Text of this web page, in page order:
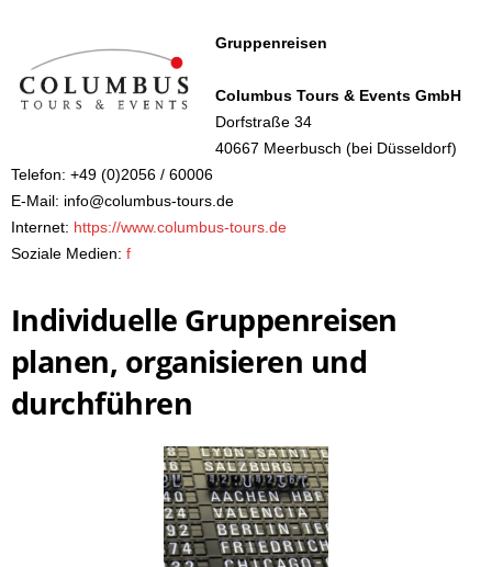
Gruppenreisen
Columbus Tours & Events GmbH
Dorfstraße 34
40667 Meerbusch (bei Düsseldorf)
Telefon: +49 (0)2056 / 60006
E-Mail: info@columbus-tours.de
Internet: https://www.columbus-tours.de
Soziale Medien: f
Individuelle Gruppenreisen
planen, organisieren und
durchführen